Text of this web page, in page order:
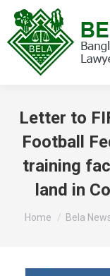
Letter to
Football
training
land in
Home Bela